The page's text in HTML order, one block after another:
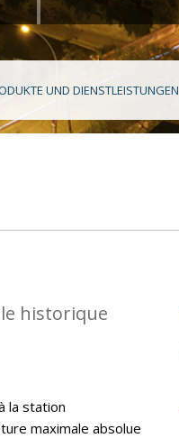
UND DIENSTLEISTUNGEN
historique
la station
maximale absolue